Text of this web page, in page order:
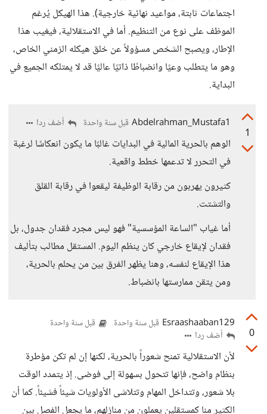
اجتماعات ثابتة، مواعيد نهائية خارجية). هذا الهيكل يُرغم
الموظف على نوع من التنظيم. أما في الاستقلالية، فيغيب هذا
الإطار، ويصبح الشخص مسؤولاً عن خلق هيكله الزمني الخاص،
وهو ما يتطلب وعيًا وانضباطًا ذاتيًا عاليًا قد لا يمتلكه الجميع في
البداية.
1
Abdelrahman_Mustafa1 قبل سنة واحدة أضف ردا
الوهم بالحرية المالية في البدايات غالبًا ما يكون انعكاسًا لرغبة
في التحرر لا تدعمها خطط واقعية.
كثيرون يهربون من رقابة الوظيفة ليقعوا في رقابة القلق
والتشتت.
أما غياب "الساعة المؤسسية" فهو ليس مجرد فقدان جدول، بل
فقدان لإيقاع خارجي كان ينظم اليوم. المستقل مطالب بتأليف
هذا الإيقاع لنفسه، وهنا يظهر الفرق بين من يحلم بالحرية،
ومن يتقن ممارستها بانضباط.
0
Esraashaaban129 قبل سنة واحدة قبل سنة واحدة
أضف ردا
لأن الاستقلالية تمنح شعوراً بالحرية، لكنها إن لم تكن مؤطرة
بنظام واضح، فإنها تتحول بسهولة إلى فوضى. إذ يتمدد الوقت
بلا شعور، وتتداخل المهام وتتلاشى الأولويات شيئاً فشيئاً. كما أن